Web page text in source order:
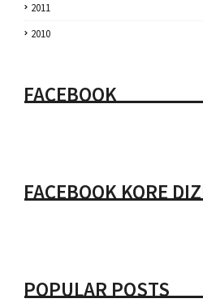
2011
2010
FACEBOOK
FACEBOOK KORE
POPULAR POSTS